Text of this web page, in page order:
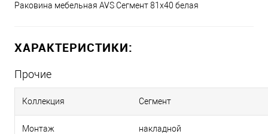
Раковина мебельная AVS Сегмент 81x40 белая
ХАРАКТЕРИСТИКИ:
Прочие
Коллекция Сегмент
Монтаж накладной